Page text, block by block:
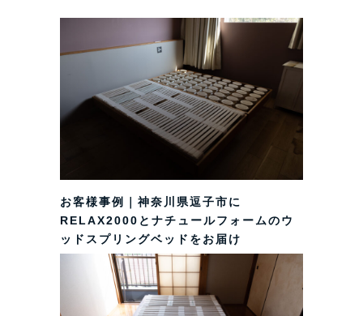
お客様事例｜神奈川県逗子市に
RELAX2000とナチュールフォームのウ
ッドスプリングベッドをお届け